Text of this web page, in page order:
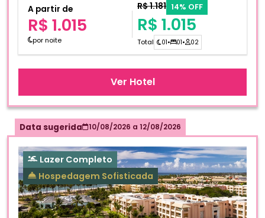
A partir de
R$ 1.015
por noite
R$ 1.181 14% OFF
R$ 1.015
Total 01• 01• 02
Ver Hotel
Data sugerida 10/08/2026 a 12/08/2026
Lazer Completo
Hospedagem Sofisticada